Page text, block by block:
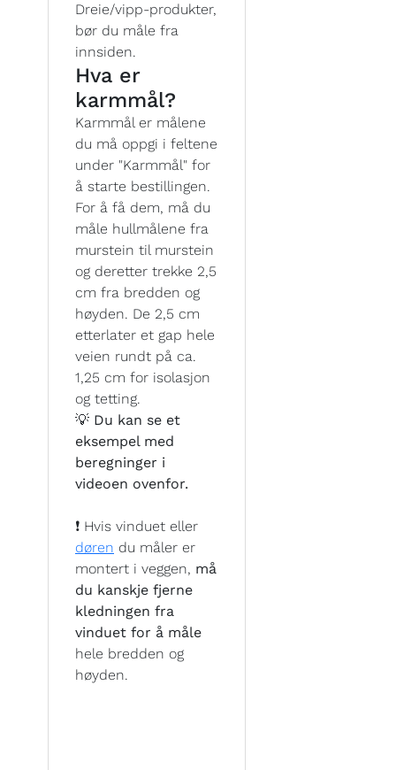
Dreie/vipp-produkter,
bør du måle fra
innsiden.
Hva er
karmmål?
Karmmål er målene
du må oppgi i feltene
under "Karmmål" for
å starte bestillingen.
For å få dem, må du
måle hullmålene fra
murstein til murstein
og deretter trekke 2,5
cm fra bredden og
høyden. De 2,5 cm
etterlater et gap hele
veien rundt på ca.
1,25 cm for isolasjon
og tetting.
💡 Du kan se et
eksempel med
beregninger i
videoen ovenfor.
❗ Hvis vinduet eller
døren du måler er
montert i veggen, må
du kanskje fjerne
kledningen fra
vinduet for å måle
hele bredden og
høyden.